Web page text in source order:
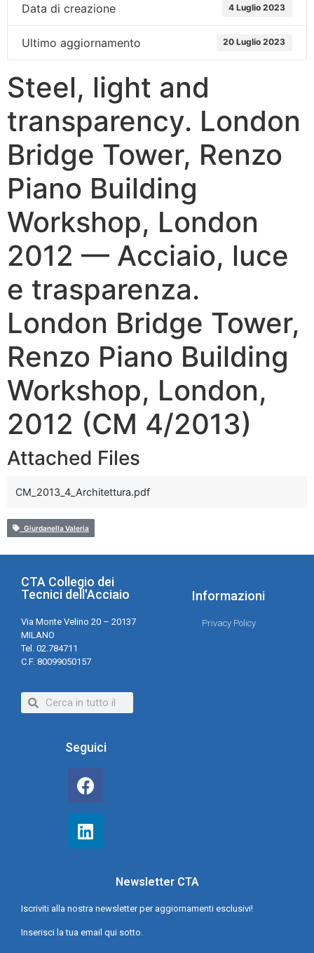
Data di creazione 4 Luglio 2023
Ultimo aggiornamento 20 Luglio 2023
Steel, light and
transparency. London
Bridge Tower, Renzo
Piano Building
Workshop, London
2012 — Acciaio, luce
e trasparenza.
London Bridge Tower,
Renzo Piano Building
Workshop, London,
2012 (CM 4/2013)
Attached Files
CM_2013_4_Architettura.pdf
Giurdanella Valeria
CTA Collegio dei
Tecnici dell'Acciaio
Via Monte Velino 20 – 20137
MILANO
Tel. 02.784711
C.F. 80099050157
Informazioni
Privacy Policy
Seguici
Newsletter CTA
Iscriviti alla nostra newsletter per aggiornamenti esclusivi!
Inserisci la tua email qui sotto.